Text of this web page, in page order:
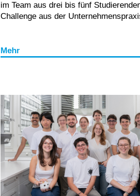
im Team aus drei bis fünf
Challenge aus der
Mehr